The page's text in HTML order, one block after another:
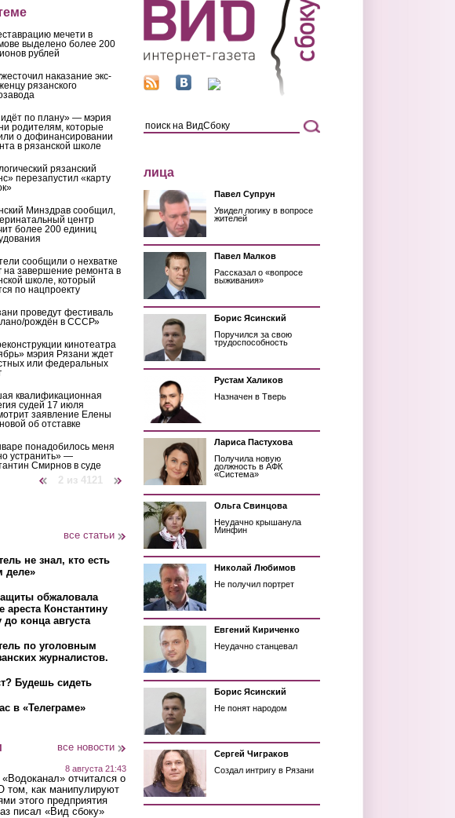
мечети в
выделено более 200
рублей
наказание экс-
рязанского
по плану» — мэрия
родителям, которые
о дофинансировании
в рязанской школе
рязанский
перезапустил «карту
Минздрав сообщил,
центр
более 200 единиц
сообщили о нехватке
на завершение ремонта в
школе, который
по нацпроекту
проведут фестиваль
рождён в СССР»
кинотеатра
мэрия Рязани ждет
или федеральных
квалификационная
судей 17 июля
заявление Елены
об отставке
понадобилось меня
устранить» —
Смирнов в суде
2 из 4121
все статьи
не знал, кто есть
деле»
обжаловала
ареста Константину
конца августа
по уголовным
журналистов.
Будешь сидеть
в «Телеграме»
все новости
8 августа 21:43
«Водоканал» отчитался о
том, как манипулируют
этого предприятия
писал «Вид сбоку»
лица
Павел Супрун
Увидел логику в вопросе
жителей
Павел Малков
Рассказал о «вопросе
выживания»
Борис Ясинский
Поручился за свою
трудоспособность
Рустам Халиков
Назначен в Тверь
Лариса Пастухова
Получила новую
должность в АФК
«Система»
Ольга Свинцова
Неудачно крышанула
Минфин
Николай Любимов
Не получил портрет
Евгений Кириченко
Неудачно станцевал
Борис Ясинский
Не понят народом
Сергей Чиграков
Создал интригу в Рязани